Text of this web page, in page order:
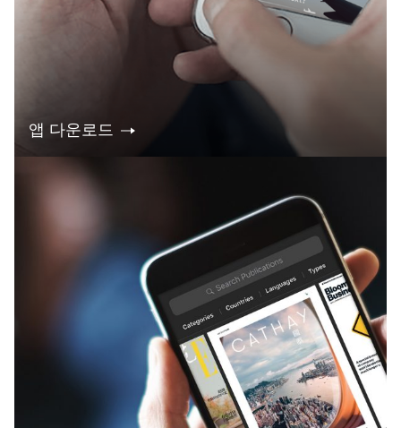
앱 다운로드